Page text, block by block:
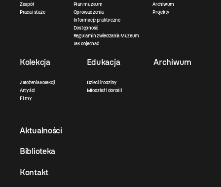
Zespół
Praca i staże
Plan muzeum
Oprowadzenia
Informacje praktyczne
Dostępność
Regulamin zwiedzania Muzeum
Jak dojechać
Archiwum
Projekty
Kolekcja
Założenia kolekcji
Artyści
Filmy
Edukacja
Dzieci i rodziny
Młodzież i dorośli
Archiwum
Aktualności
Biblioteka
Kontakt